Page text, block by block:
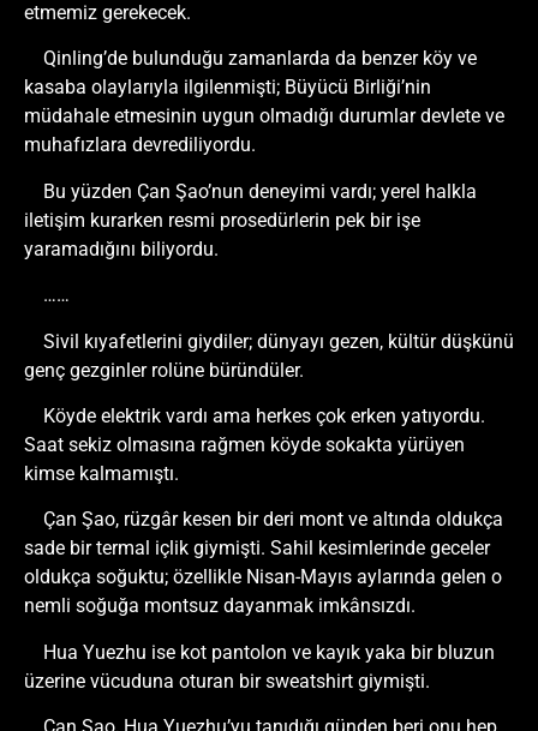
etmemiz gerekecek.
Qinling’de bulunduğu zamanlarda da benzer köy ve
kasaba olaylarıyla ilgilenmişti; Büyücü Birliği’nin
müdahale etmesinin uygun olmadığı durumlar devlete ve
muhafızlara devrediliyordu.
Bu yüzden Çan Şao’nun deneyimi vardı; yerel halkla
iletişim kurarken resmi prosedürlerin pek bir işe
yaramadığını biliyordu.
……
Sivil kıyafetlerini giydiler; dünyayı gezen, kültür düşkünü
genç gezginler rolüne büründüler.
Köyde elektrik vardı ama herkes çok erken yatıyordu.
Saat sekiz olmasına rağmen köyde sokakta yürüyen
kimse kalmamıştı.
Çan Şao, rüzgâr kesen bir deri mont ve altında oldukça
sade bir termal içlik giymişti. Sahil kesimlerinde geceler
oldukça soğuktu; özellikle Nisan-Mayıs aylarında gelen o
nemli soğuğa montsuz dayanmak imkânsızdı.
Hua Yuezhu ise kot pantolon ve kayık yaka bir bluzun
üzerine vücuduna oturan bir sweatshirt giymişti.